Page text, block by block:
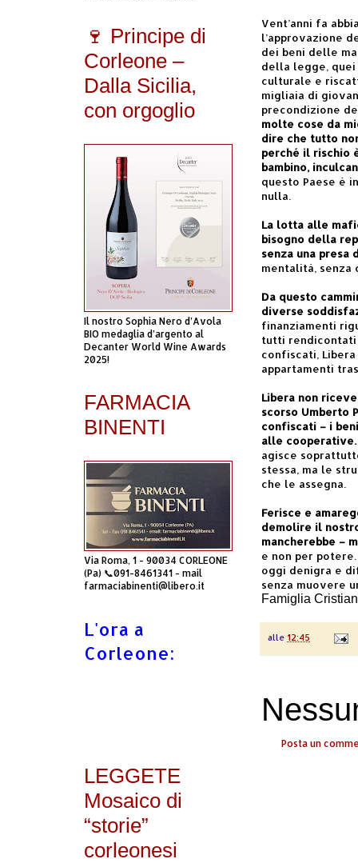
Vent’anni fa
l’approvazione
dei beni delle
della legge,
culturale e
migliaia di
precondizione
molte cose da
dire che tutto
perché il rischio
bambino,
questo Paese è
nulla.
La lotta alle
bisogno della
senza una
mentalità,
Da questo
diverse
finanziamenti
tutti rendicontati
confiscati,
appartamenti
Libera non
scorso Umberto
confiscati – i
alle cooperative.
agisce
stessa, ma le
che le assegna.
Ferisce e
demolire il
mancherebbe –
e non per
oggi denigra e
senza muovere
Famiglia
alle 12:45
Posta un
🍷 Principe di
Corleone –
Dalla Sicilia,
con orgoglio
Il nostro Sophia Nero d’Avola
BIO medaglia d’argento al
Decanter World Wine Awards
2025!
FARMACIA
BINENTI
Via Roma, 1 - 90034 CORLEONE
(Pa) 📞091-8461341 - mail
farmaciabinenti@libero.it
L'ora a
Corleone:
LEGGETE
Mosaico di
“storie”
corleonesi